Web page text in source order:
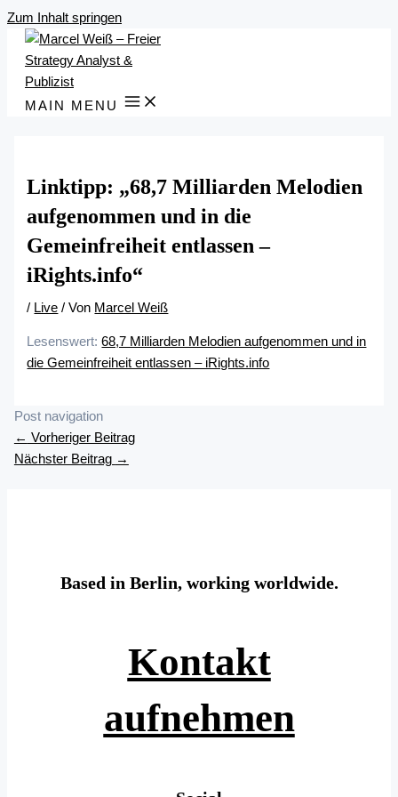
Zum Inhalt springen
MAIN MENU
Linktipp: „68,7 Milliarden Melodien
aufgenommen und in die
Gemeinfreiheit entlassen –
iRights.info“
/ Live / Von Marcel Weiß
Lesenswert:68,7 Milliarden Melodien aufgenommen und in
die Gemeinfreiheit entlassen – iRights.info
Post navigation
← Vorheriger Beitrag
Nächster Beitrag →
Based in Berlin, working worldwide.
Kontakt
aufnehmen